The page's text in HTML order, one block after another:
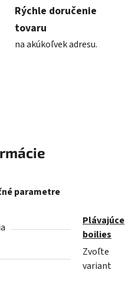
Rýchle doručenie
tovaru
na akúkoľvek adresu.
parametre
Plávajúce
boilies
Zvoľte
variant